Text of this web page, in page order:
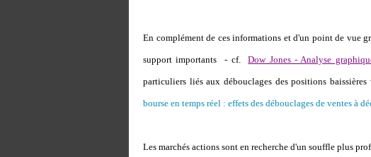
En complément de ces informations et d'un point de vue
support importants - cf.Dow Jones - Analyse
particuliers liés aux débouclages des positions baissières
bourse en temps réel : effets des débouclages de ventes à
Les marchés actions sont en recherche d'un souffle plus